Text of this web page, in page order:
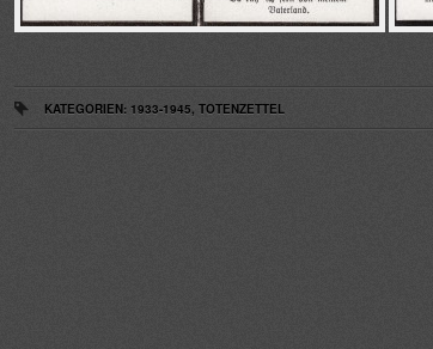
KATEGORIEN: 1933-1945, TOTENZETTEL